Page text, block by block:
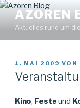
Zum
Inhalt
springen
AZOREN
Aktuelles rund um
AM
1. MAI 2009 VON
Kino, Feste und